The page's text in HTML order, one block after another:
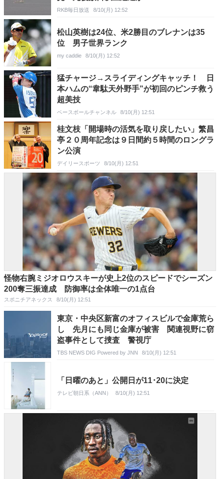
RKB毎日放送 8/10(月) 12:52
松山英樹は24位、米2勝目のブレナンは35
位 男子世界ランク
my caddie 8/10(月) 12:52
猛チャージ→スライディングキャッチ！ 日
本ハムの“韋駄天外野手”が初回のピンチ救う
超美技
ベースボールチャンネル 8/10(月) 12:51
桂文枝「開場時の活気を取り戻したい」繁昌
亭２０周年記念は９日間約５時間のロングラ
ン公演
デイリースポーツ 8/10(月) 12:51
怪物右腕ミジオロウスキーが史上2位のスピードでシーズン
200奪三振達成 防御率は全体唯一の1点台
スポニチアネックス 8/10(月) 12:51
東京・中央区新富のオフィスビルで金庫荒ら
し 先月にも同じ金庫が被害 関連視野に窃
盗事件として捜査 警視庁
TBS NEWS DIG Powered by JNN 8/10(月) 12:51
「日曜のあと」公開日が11･20に決定
テレビ朝日系（ANN） 8/10(月) 12:51